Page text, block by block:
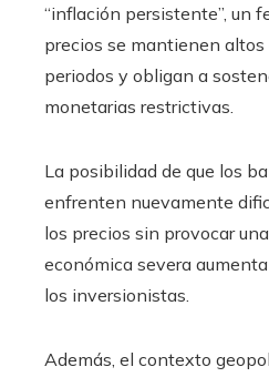
“inflación persistente”, un
precios se mantienen altos
periodos y obligan a
monetarias restrictivas.
La posibilidad de que los
enfrenten nuevamente
los precios sin provocar
económica severa
los inversionistas.
Además, el contexto